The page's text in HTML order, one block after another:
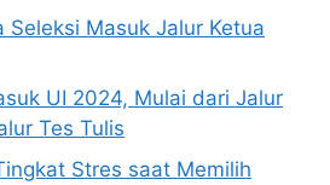
Seleksi Masuk Jalur Ketua
UI 2024, Mulai dari Jalur
Tes Tulis
Stres saat Memilih